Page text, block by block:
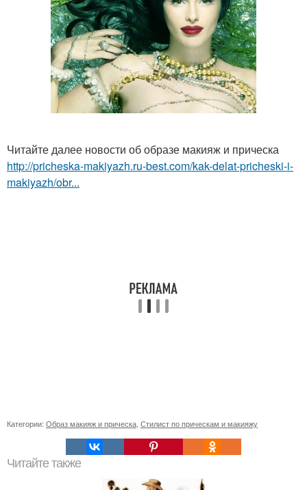
Читайте далее новости об образе макияж и прическа
http://pricheska-makiyazh.ru-best.com/kak-delat-pricheski-i-
makiyazh/obr...
Категории: Образ макияж и прическа Стилист по прическам и макияжу
Читайте также